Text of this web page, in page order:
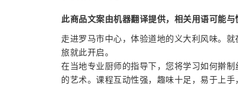
此商品文案由机器翻译提供，相关用语可能与
走进罗马市中心，体验道地的义大利风味。
旅就此开启。
在当地专业厨师的指导下，您将学习如何擀
的艺术。课程互动性强，趣味十足，易于上